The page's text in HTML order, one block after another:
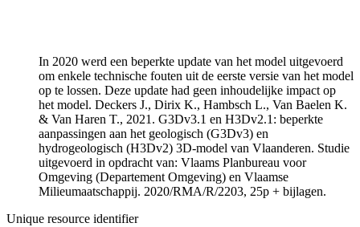
In 2020 werd een beperkte update van het model uitgevoerd
om enkele technische fouten uit de eerste versie van het model
op te lossen. Deze update had geen inhoudelijke impact op
het model. Deckers J., Dirix K., Hambsch L., Van Baelen K.
& Van Haren T., 2021. G3Dv3.1 en H3Dv2.1: beperkte
aanpassingen aan het geologisch (G3Dv3) en
hydrogeologisch (H3Dv2) 3D-model van Vlaanderen. Studie
uitgevoerd in opdracht van: Vlaams Planbureau voor
Omgeving (Departement Omgeving) en Vlaamse
Milieumaatschappij. 2020/RMA/R/2203, 25p + bijlagen.
Unique resource identifier